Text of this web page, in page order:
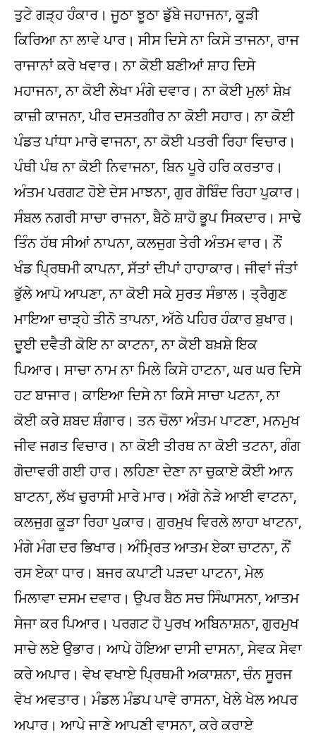
ਤੁਟੇ ਗੜ੍ਹ ਹੰਕਾਰ। ਜੂਠਾ ਝੂਠਾ ਡੁੱਬੇ ਜਹਾਜਨਾ, ਕੂੜੀ
ਕਿਰਿਆ ਨਾ ਲਾਵੇ ਪਾਰ। ਸੀਸ ਦਿਸੇ ਨਾ ਕਿਸੇ ਤਾਜਨਾ, ਰਾਜ
ਰਾਜਾਨਾਂ ਕਰੇ ਖਵਾਰ। ਨਾ ਕੋਈ ਬਣੀਆਂ ਸ਼ਾਹ ਦਿਸੇ
ਮਹਾਜਨਾ, ਨਾ ਕੋਈ ਲੇਖਾ ਮੰਗੇ ਦਵਾਰ। ਨਾ ਕੋਈ ਮੁਲਾਂ ਸ਼ੇਖ਼
ਕਾਜ਼ੀ ਕਾਜਨਾ, ਪੀਰ ਦਸਤਗੀਰ ਨਾ ਕੋਈ ਸਹਾਰ। ਨਾ ਕੋਈ
ਪੰਡਤ ਪਾਂਧਾ ਮਾਰੇ ਵਾਜਨਾ, ਨਾ ਕੋਈ ਪਤਰੀ ਰਿਹਾ ਵਿਚਾਰ।
ਪੰਥੀ ਪੰਥ ਨਾ ਕੋਈ ਨਿਵਾਜਨਾ, ਬਿਨ ਪੂਰੇ ਹਰਿ ਕਰਤਾਰ।
ਅੰਤਮ ਪਰਗਟ ਹੋਏ ਦੇਸ ਮਾਝਨਾ, ਗੁਰ ਗੋਬਿੰਦ ਰਿਹਾ ਪੁਕਾਰ।
ਸੰਬਲ ਨਗਰੀ ਸਾਚਾ ਰਾਜਨਾ, ਬੈਠੇ ਸ਼ਾਹੋ ਭੂਪ ਸਿਕਦਾਰ। ਸਾਢੇ
ਤਿੰਨ ਹੱਥ ਸੀਆਂ ਨਾਪਨਾ, ਕਲਜੁਗ ਤੇਰੀ ਅੰਤਮ ਵਾਰ। ਨੌਂ
ਖੰਡ ਪ੍ਰਿਥਮੀ ਕਾਪਨਾ, ਸੱਤਾਂ ਦੀਪਾਂ ਹਾਹਾਕਾਰ। ਜੀਵਾਂ ਜੰਤਾਂ
ਭੁੱਲੇ ਆਪੋ ਆਪਣਾ, ਨਾ ਕੋਈ ਸਕੇ ਸੁਰਤ ਸੰਭਾਲ। ਤ੍ਰੈਗੁਣ
ਮਾਇਆ ਚਾੜ੍ਹੇ ਤੀਨੋ ਤਾਪਨਾ, ਅੱਠੇ ਪਹਿਰ ਹੰਕਾਰ ਬੁਖਾਰ।
ਦੂਈ ਦਵੈਤੀ ਕੋਇ ਨਾ ਕਾਟਨਾ, ਨਾ ਕੋਈ ਬਖ਼ਸ਼ੇ ਇਕ
ਪਿਆਰ। ਸਾਚਾ ਨਾਮ ਨਾ ਮਿਲੇ ਕਿਸੇ ਹਾਟਨਾ, ਘਰ ਘਰ ਦਿਸੇ
ਹਟ ਬਾਜਾਰ। ਕਾਇਆ ਦਿਸੇ ਨਾ ਕਿਸੇ ਸਾਚਾ ਪਟਨਾ, ਨਾ
ਕੋਈ ਕਰੇ ਸ਼ਬਦ ਸ਼ੰਗਾਰ। ਤਨ ਚੋਲਾ ਅੰਤਮ ਪਾਟਣਾ, ਮਨਮੁਖ
ਜੀਵ ਜਗਤ ਵਿਚਾਰ। ਨਾ ਕੋਈ ਤੀਰਥ ਨਾ ਕੋਈ ਤਟਨਾ, ਗੰਗ
ਗੋਦਾਵਰੀ ਗਈ ਹਾਰ। ਲਹਿਣਾ ਦੇਣਾ ਨਾ ਚੁਕਾਏ ਕੋਈ ਆਨ
ਬਾਟਨਾ, ਲੱਖ ਚੁਰਾਸੀ ਮਾਰੇ ਮਾਰ। ਅੱਗੇ ਨੇੜੇ ਆਈ ਵਾਟਨਾ,
ਕਲਜੁਗ ਕੂੜਾ ਰਿਹਾ ਪੁਕਾਰ। ਗੁਰਮੁਖ ਵਿਰਲੇ ਲਾਹਾ ਖਾਟਨਾ,
ਮੰਗੇ ਮੰਗ ਦਰ ਭਿਖਾਰ। ਅੰਮ੍ਰਿਤ ਆਤਮ ਏਕਾ ਚਾਟਨਾ, ਨੌਂ
ਰਸ ਏਕਾ ਧਾਰ। ਬਜਰ ਕਪਾਟੀ ਪੜਦਾ ਪਾਟਨਾ, ਮੇਲ
ਮਿਲਾਵਾ ਦਸਮ ਦਵਾਰ। ਉਪਰ ਬੈਠ ਸਚ ਸਿੰਘਾਸਨਾ, ਆਤਮ
ਸੇਜਾ ਕਰ ਪਿਆਰ। ਪਰਗਟ ਹੋ ਪੁਰਖ ਅਬਿਨਾਸ਼ਨਾ, ਗੁਰਮੁਖ
ਸਾਚੇ ਲਏ ਉਭਾਰ। ਆਪੇ ਹੋਇਆ ਦਾਸੀ ਦਾਸਨਾ, ਸੇਵਕ ਸੇਵਾ
ਕਰੇ ਅਪਾਰ। ਵੇਖ ਵਖਾਏ ਪ੍ਰਿਥਮੀ ਅਕਾਸ਼ਨਾ, ਚੰਨ ਸੂਰਜ
ਵੇਖ ਅਵਤਾਰ। ਮੰਡਲ ਮੰਡਪ ਪਾਵੇ ਰਾਸਨਾ, ਖੇਲੇ ਖੇਲ ਅਪਰ
ਅਪਾਰ। ਆਪੇ ਜਾਣੇ ਆਪਣੀ ਵਾਸਨਾ, ਕਰੇ ਕਰਾਏ